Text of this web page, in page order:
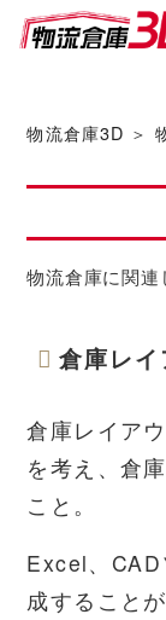
ソフ
ト株
式会社
物流倉庫3D ＞
物流倉庫に関連
倉庫レイ
倉庫レイア
を考え、倉
こと。
Excel、
成すること